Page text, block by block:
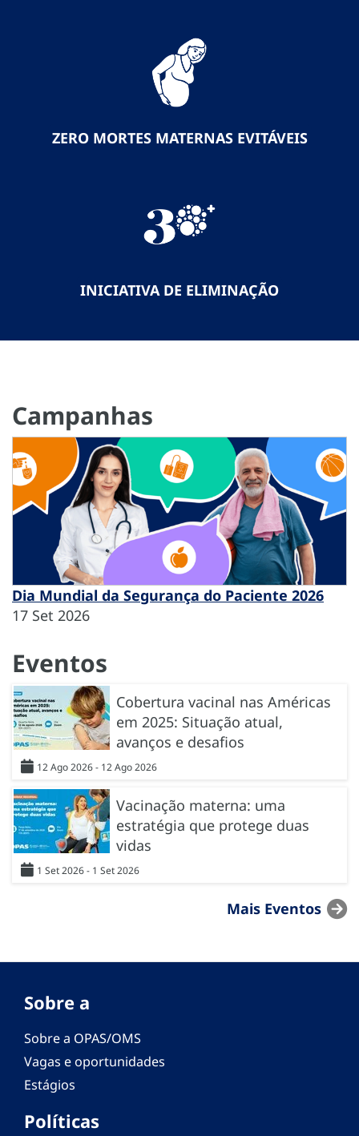
ZERO MORTES MATERNAS EVITÁVEIS
INICIATIVA DE ELIMINAÇÃO
Campanhas
Dia Mundial da Segurança do Paciente 2026
17 Set 2026
Eventos
Cobertura vacinal nas Américas
em 2025: Situação atual,
avanços e desafios
12 Ago 2026 - 12 Ago 2026
Vacinação materna: uma
estratégia que protege duas
vidas
1 Set 2026 - 1 Set 2026
Mais Eventos
Sobre a
Sobre a OPAS/OMS
Vagas e oportunidades
Estágios
Políticas